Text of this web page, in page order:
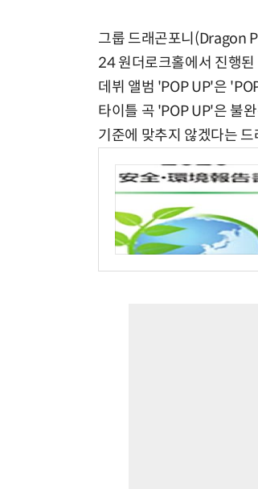
그룹 드래곤포니(Dragon
24 원더로크홀에서 진행된
데뷔 앨범 'POP UP'은
타이틀 곡 'POP UP'은 불
기준에 맞추지 않겠다는